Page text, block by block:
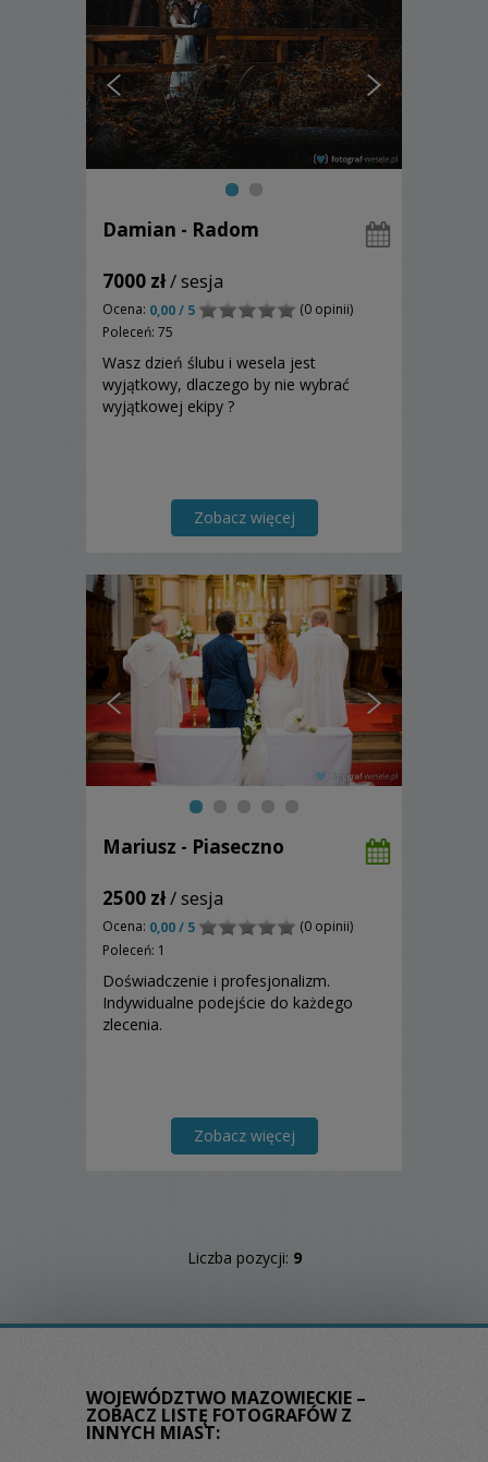
Damian - Radom
7000 zł/ sesja
Ocena: 0,00 / 5
(0 opinii)
Poleceń: 75
Wasz dzień ślubu i wesela jest
wyjątkowy, dlaczego by nie wybrać
wyjątkowej ekipy ?
Zobacz więcej
Mariusz - Piaseczno
2500 zł/ sesja
Ocena: 0,00 / 5
(0 opinii)
Poleceń: 1
Doświadczenie i profesjonalizm.
Indywidualne podejście do każdego
zlecenia.
Zobacz więcej
Liczba pozycji: 9
WOJEWÓDZTWO MAZOWIECKIE –
ZOBACZ LISTĘ FOTOGRAFÓW Z
INNYCH MIAST: